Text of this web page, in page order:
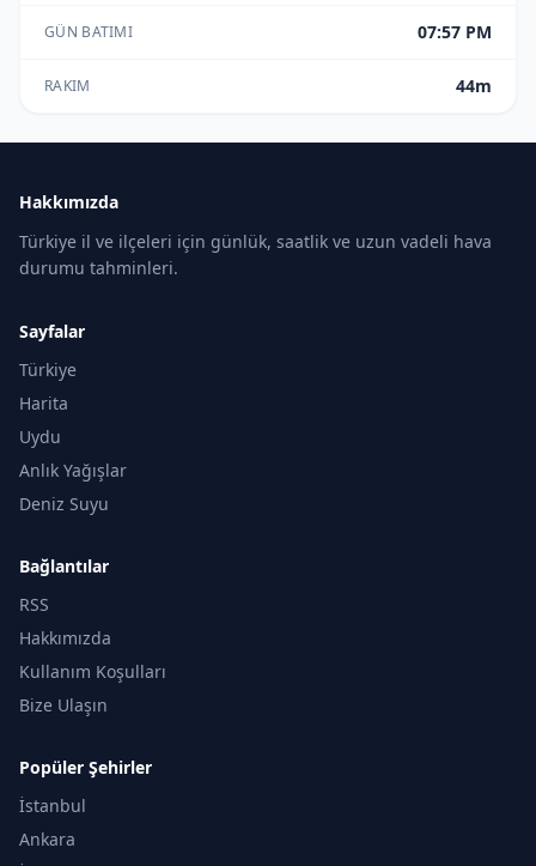
GÜN BATIMI 07:57 PM
RAKIM 44m
Hakkımızda
Türkiye il ve ilçeleri için günlük, saatlik ve uzun vadeli hava
durumu tahminleri.
Sayfalar
Türkiye
Harita
Uydu
Anlık Yağışlar
Deniz Suyu
Bağlantılar
RSS
Hakkımızda
Kullanım Koşulları
Bize Ulaşın
Popüler Şehirler
İstanbul
Ankara